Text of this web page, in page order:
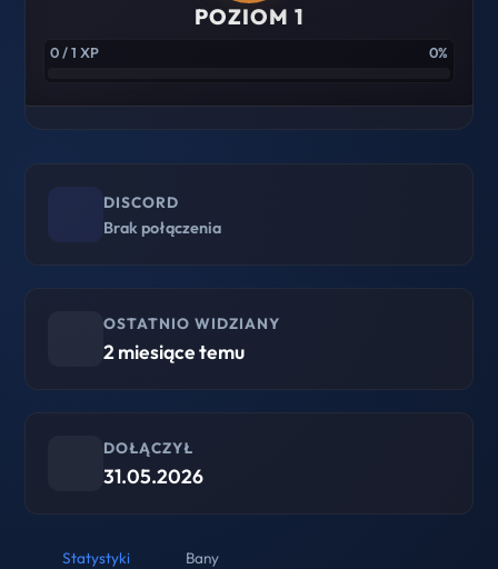
POZIOM 1
0 / 1 XP 0%
DISCORD
Brak połączenia
OSTATNIO WIDZIANY
2 miesiące temu
DOŁĄCZYŁ
31.05.2026
Statystyki Bany